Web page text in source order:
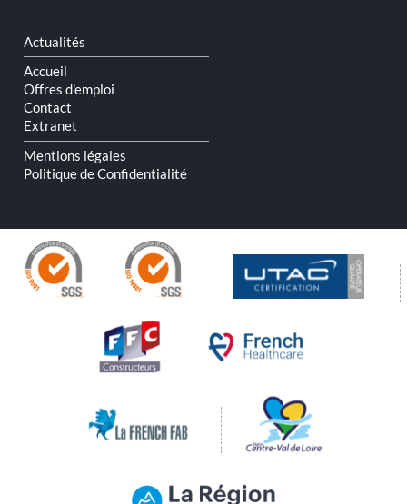
Aller
au
contenu
Actualités
Accueil
Offres d'emploi
Contact
Extranet
Mentions légales
Politique de Confidentialité